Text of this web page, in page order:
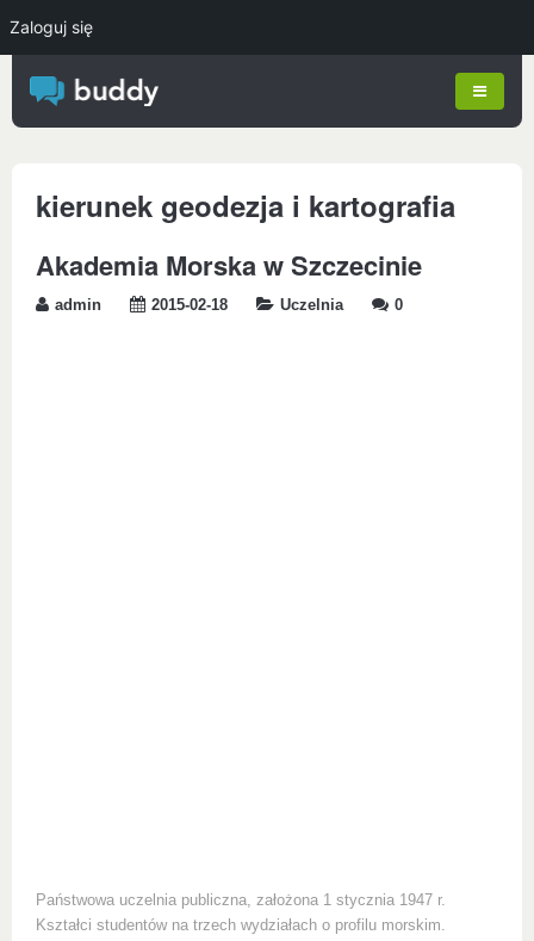
kierunek geodezja i kartografia
Akademia Morska w Szczecinie
admin 2015-02-18 Uczelnia 0
Państwowa uczelnia publiczna, założona 1 stycznia 1947 r.
Kształci studentów na trzech wydziałach o profilu morskim.
Zaloguj się